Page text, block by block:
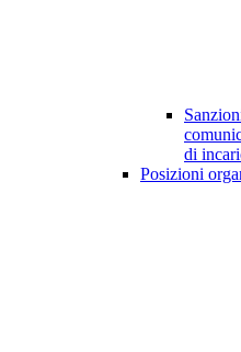
di
Posizioni